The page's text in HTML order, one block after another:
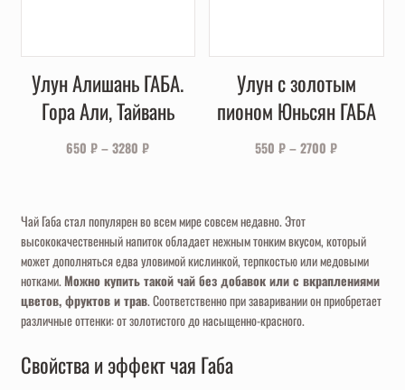
Улун Алишань ГАБА.
Гора Али, Тайвань
650₽–3280₽
Улун с золотым
пионом Юньсян ГАБА
550₽–2700₽
Чай Габа стал популярен во всем мире совсем недавно. Этот
высококачественный напиток обладает нежным тонким вкусом, который
может дополняться едва уловимой кислинкой, терпкостью или медовыми
нотками.Можно купить такой чай без добавок или с вкраплениями
цветов, фруктов и трав. Соответственно при заваривании он приобретает
различные оттенки: от золотистого до насыщенно-красного.
Свойства и эффект чая Габа